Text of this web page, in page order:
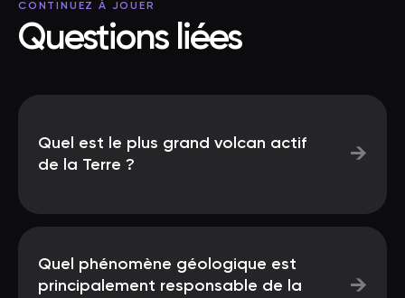
CONTINUEZ À JOUER
Questions liées
Quel est le plus grand volcan actif
de la Terre ?
→
Quel phénomène géologique est
principalement responsable de la
→